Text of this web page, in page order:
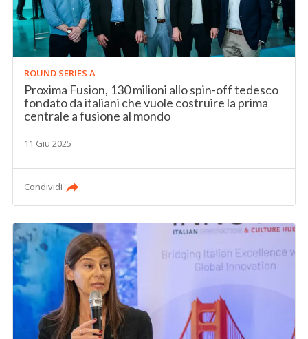
ROUND SERIES A
Proxima Fusion, 130 milioni allo spin-off tedesco
fondato da italiani che vuole costruire la prima
centrale a fusione al mondo
11 Giu 2025
Condividi